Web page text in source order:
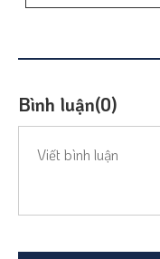
Bình luận(0)